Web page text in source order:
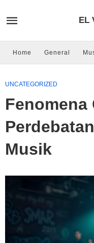
EL
Home General
UNCATEGORIZED
Musik